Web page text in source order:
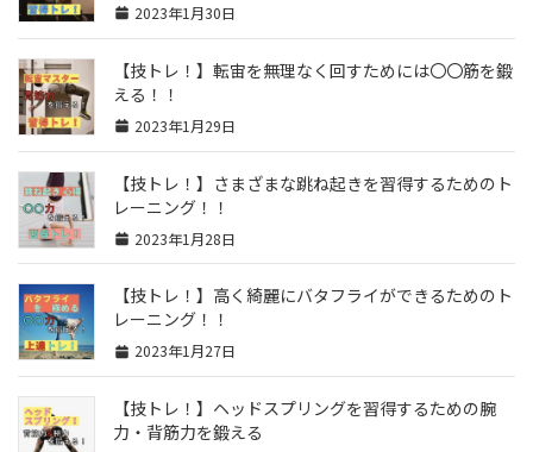
2023年1月30日
【技トレ！】転宙を無理なく回すためには〇〇筋を鍛
える！！
2023年1月29日
【技トレ！】さまざまな跳ね起きを習得するためのト
レーニング！！
2023年1月28日
【技トレ！】高く綺麗にバタフライができるためのト
レーニング！！
2023年1月27日
【技トレ！】ヘッドスプリングを習得するための腕
力・背筋力を鍛える